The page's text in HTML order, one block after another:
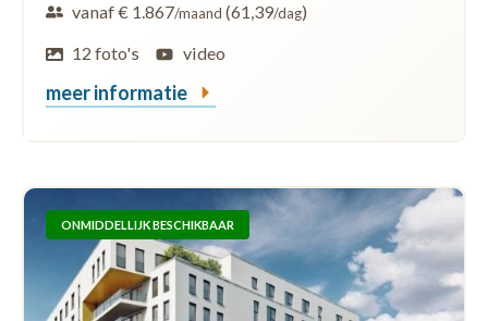
vanaf € 1.867/maand (61,39/dag)
12 foto's
video
meer informatie
ONMIDDELLIJK BESCHIKBAAR